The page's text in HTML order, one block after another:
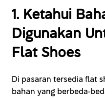
1. Ketahui
Digunakan
Flat Shoes
Di pasaran tersedia flat
bahan yang berbeda-